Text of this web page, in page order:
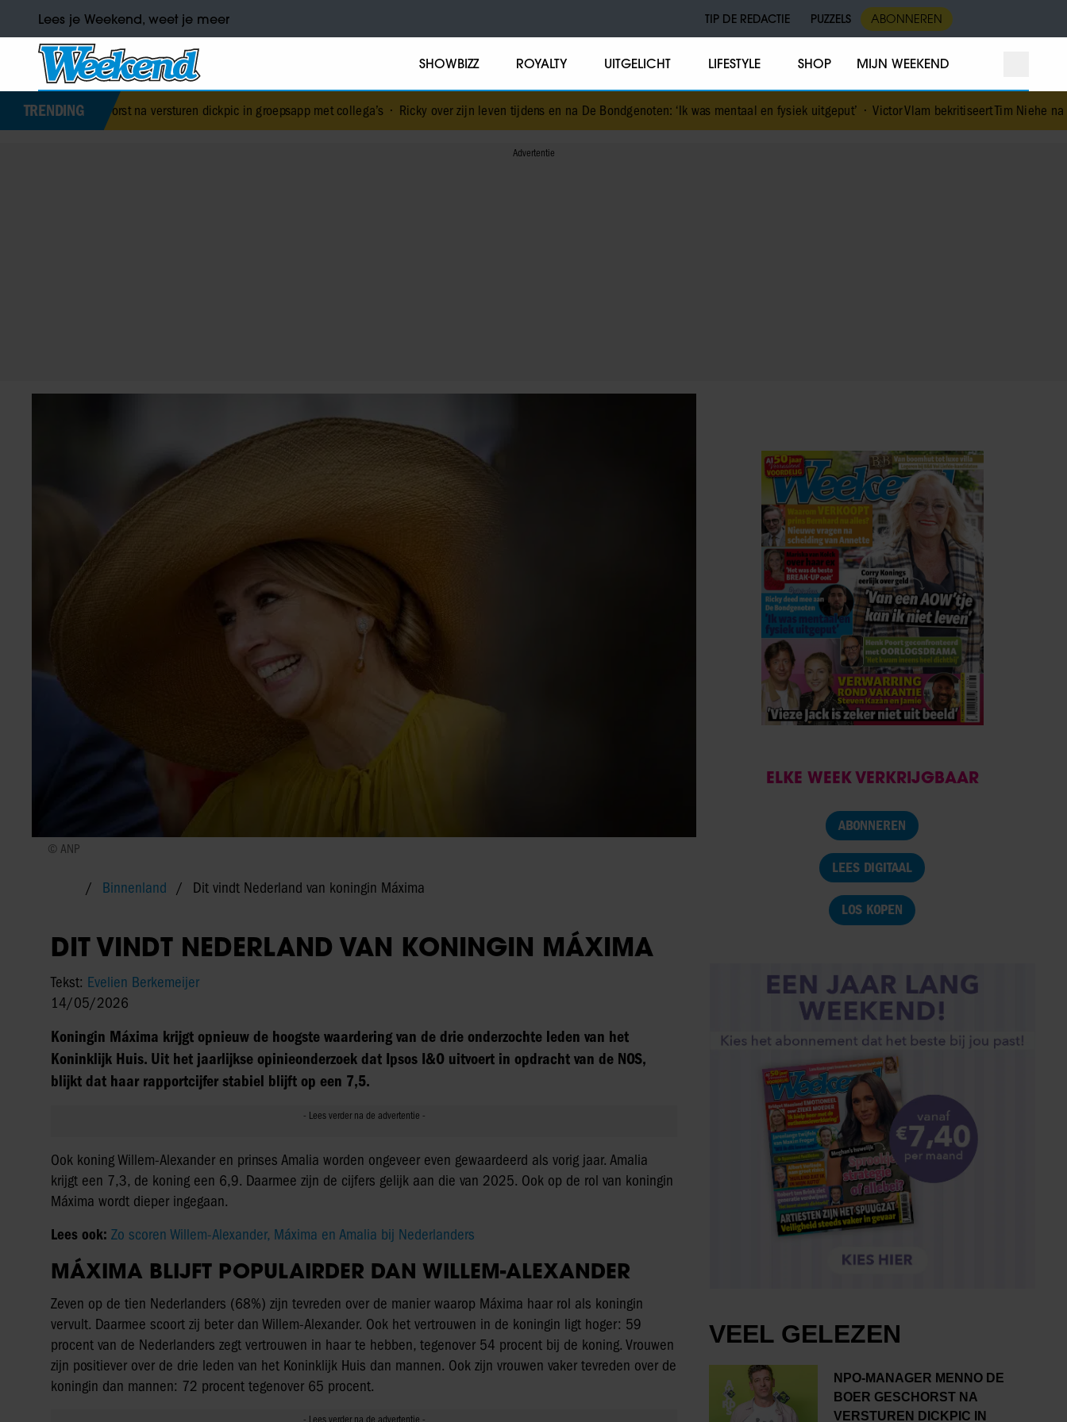
Lees je Weekend, weet je meer TIP DE REDACTIE PUZZELS ABONNEREN
SHOWBIZZ ROYALTY UITGELICHT LIFESTYLE SHOP MIJN WEEKEND
TRENDING
na versturen dickpic in groepsapp met collega’s•Ricky over zijn leven tijdens en na De Bondgenoten: ‘Ik was mentaal en fysiek uitgeput’•Victor Vlam bekritiseert Tim Niehe na duidelijke grens
© ANP
Binnenland Dit vindt Nederland van koningin Máxima
DIT VINDT NEDERLAND VAN KONINGIN MÁXIMA
Tekst: Evelien Berkemeijer
14/05/2026
Koningin Máxima krijgt opnieuw de hoogste waardering van de drie onderzochte leden van het
Koninklijk Huis. Uit het jaarlijkse opinieonderzoek dat Ipsos I&O uitvoert in opdracht van de NOS,
blijkt dat haar rapportcijfer stabiel blijft op een 7,5.
Ook koning Willem-Alexander en prinses Amalia worden ongeveer even gewaardeerd als vorig jaar. Amalia
krijgt een 7,3, de koning een 6,9. Daarmee zijn de cijfers gelijk aan die van 2025. Ook op de rol van koningin
Máxima wordt dieper ingegaan.
Lees ook: Zo scoren Willem-Alexander, Máxima en Amalia bij Nederlanders
MÁXIMA BLIJFT POPULAIRDER DAN WILLEM-ALEXANDER
Zeven op de tien Nederlanders (68%) zijn tevreden over de manier waarop Máxima haar rol als koningin
vervult. Daarmee scoort zij beter dan Willem-Alexander. Ook het vertrouwen in de koningin ligt hoger: 59
procent van de Nederlanders zegt vertrouwen in haar te hebben, tegenover 54 procent bij de koning. Vrouwen
zijn positiever over de drie leden van het Koninklijk Huis dan mannen. Ook zijn vrouwen vaker tevreden over de
koningin dan mannen: 72 procent tegenover 65 procent.
ELKE WEEK VERKRIJGBAAR
ABONNEREN
LEES DIGITAAL
LOS KOPEN